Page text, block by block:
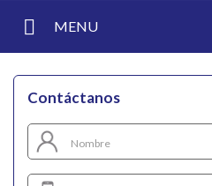
MENU
Contáctanos